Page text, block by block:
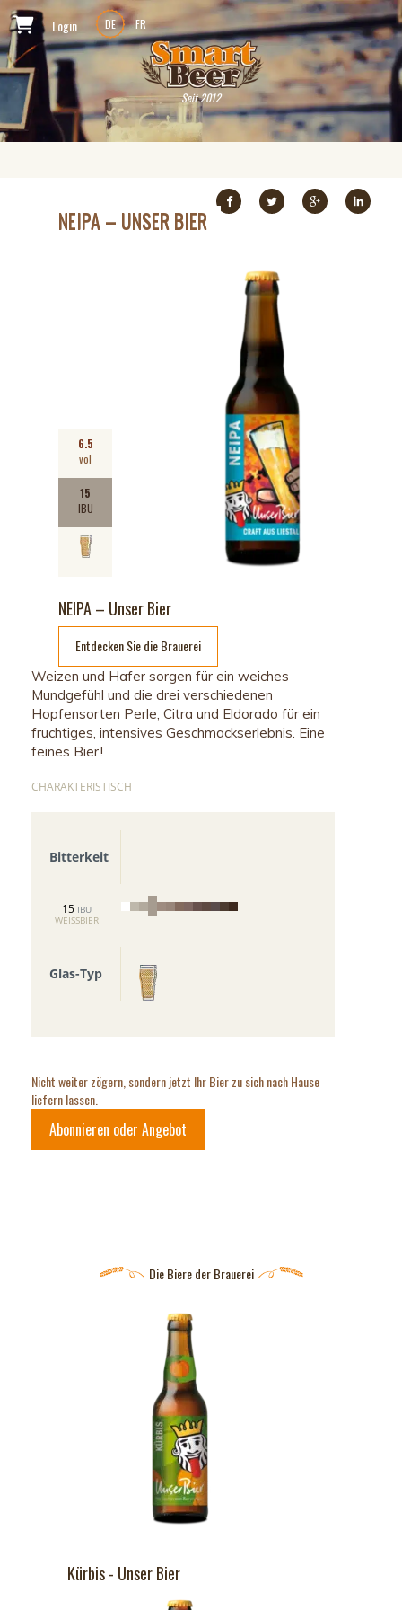
Login DE FR
Seit 2012
NEIPA – UNSER BIER
NEIPA – Unser Bier
6.5
vol
15
IBU
Entdecken Sie die Brauerei
Weizen und Hafer sorgen für ein weiches
Mundgefühl und die drei verschiedenen
Hopfensorten Perle, Citra und Eldorado für ein
fruchtiges, intensives Geschmackserlebnis. Eine
feines Bier !
CHARAKTERISTISCH
Bitterkeit
15 IBU
WEISSBIER
Glas-Typ
Nicht weiter zögern, sondern jetzt Ihr Bier zu sich nach Hause
liefern lassen.
Abonnieren oder Angebot
Die Biere der Brauerei
Kürbis - Unser Bier